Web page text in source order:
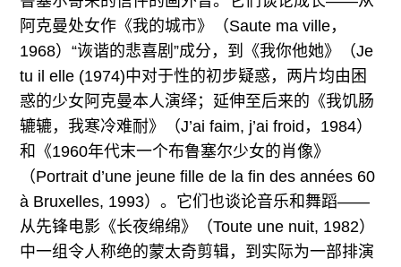
阿克曼处女作《我的城市》（Saute ma ville，
1968）“诙谐的悲喜剧”成分，到《我你他她》（Je
tu il elle (1974)中对于性的初步疑惑，两片均由困
惑的少女阿克曼本人演绎；延伸至后来的《我饥肠
辘辘，我寒冷难耐》（J’ai faim, j’ai froid，1984）
和《1960年代末一个布鲁塞尔少女的肖像》
（Portrait d’une jeune fille de la fin des années 60
à Bruxelles, 1993）。它们也谈论音乐和舞蹈——
从先锋电影《长夜绵绵》（Toute une nuit, 1982）
中一组令人称绝的蒙太奇剪辑，到实际为一部排演